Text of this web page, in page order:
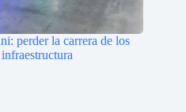
perder la carrera de los